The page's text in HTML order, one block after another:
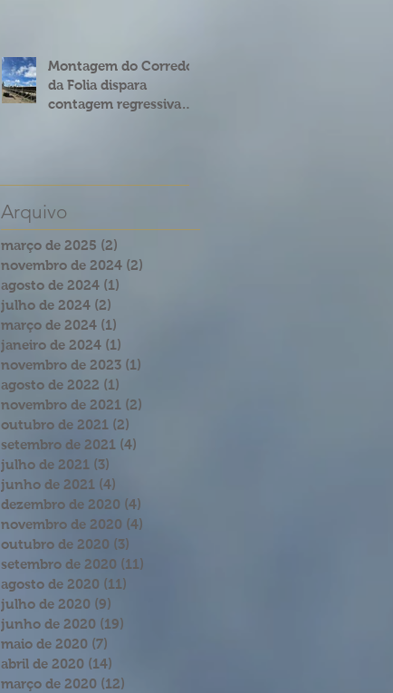
Montagem do Corredor
da Folia dispara
contagem regressiva
Arquivo
março de 2025 (2)
novembro de 2024 (2)
agosto de 2024 (1)
julho de 2024 (2)
março de 2024 (1)
janeiro de 2024 (1)
novembro de 2023 (1)
agosto de 2022 (1)
novembro de 2021 (2)
outubro de 2021 (2)
setembro de 2021 (4)
julho de 2021 (3)
junho de 2021 (4)
dezembro de 2020 (4)
novembro de 2020 (4)
outubro de 2020 (3)
setembro de 2020 (11)
agosto de 2020 (11)
julho de 2020 (9)
junho de 2020 (19)
maio de 2020 (7)
abril de 2020 (14)
março de 2020 (12)